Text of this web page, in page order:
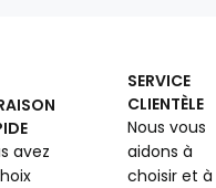
avez
SERVICE
CLIENTÈLE
Nous vous
aidons à
choisir et à